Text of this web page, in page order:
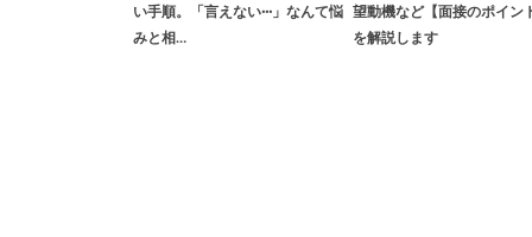
い手順。「言えない···」なんて悩
みと相…
望動機など【面接のポイン
を解説します